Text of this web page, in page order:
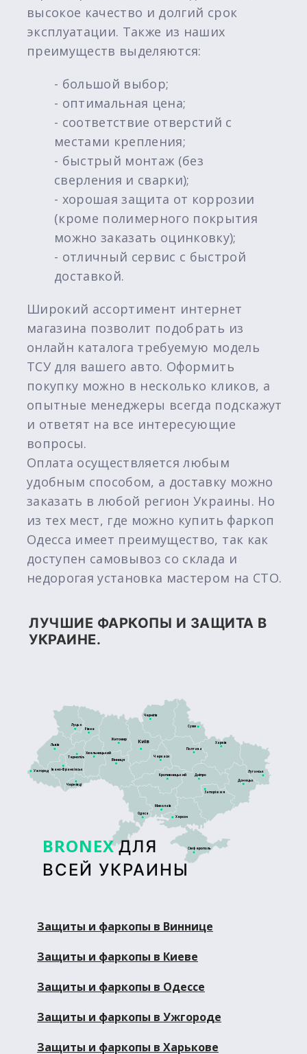
высокое качество и долгий срок
эксплуатации. Также из наших
преимуществ выделяются:
- большой выбор;
- оптимальная цена;
- соответствие отверстий с
местами крепления;
- быстрый монтаж (без
сверления и сварки);
- хорошая защита от коррозии
(кроме полимерного покрытия
можно заказать оцинковку);
- отличный сервис с быстрой
доставкой.
Широкий ассортимент интернет
магазина позволит подобрать из
онлайн каталога требуемую модель
ТСУ для вашего авто. Оформить
покупку можно в несколько кликов, а
опытные менеджеры всегда подскажут
и ответят на все интересующие
вопросы.
Оплата осуществляется любым
удобным способом, а доставку можно
заказать в любой регион Украины. Но
из тех мест, где можно купить фаркоп
Одесса имеет преимущество, так как
доступен самовывоз со склада и
недорогая установка мастером на СТО.
ЛУЧШИЕ ФАРКОПЫ И ЗАЩИТА В
УКРАИНЕ.
BRONEX ДЛЯ
ВСЕЙ УКРАИНЫ
Сімферополь
Луцьк
Київ
Житомир
Тернопіль
Рівне
Львів
Дніпро
Кропивницький
Харків
Полтава
Черкаси
Суми
Чернігів
Запоріжжя
Херсон
Донецьк
Луганськ
Ужгород
Чернівці
Вінниця
Хмельницький
Івано-Франківськ
Миколаїв
Одеса
Защиты и фаркопы в Виннице
Защиты и фаркопы в Киеве
Защиты и фаркопы в Одессе
Защиты и фаркопы в Ужгороде
Защиты и фаркопы в Харькове